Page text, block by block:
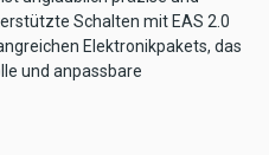
Schalten mit EAS 2.0
Elektronikpakets, das
und anpassbare